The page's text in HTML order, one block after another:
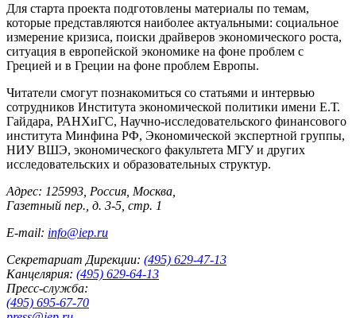
Для старта проекта подготовлены материалы по темам,
которые представляются наиболее актуальными: социальное
измерение кризиса, поиски драйверов экономического роста,
ситуация в европейской экономике на фоне проблем с
Грецией и в Греции на фоне проблем Европы.
Читатели смогут познакомиться со статьями и интервью
сотрудников Института экономической политики имени Е.Т.
Гайдара, РАНХиГС, Научно-исследовательского финансового
института Минфина РФ, Экономической экспертной группы,
НИУ ВШЭ, экономического факультета МГУ и других
исследовательских и образовательных структур.
Адрес: 125993, Россия, Москва,
Газетный пер., д. 3-5, стр. 1
E-mail: info@iep.ru
Секретариат Дирекции: (495) 629-47-13
Канцелярия: (495) 629-64-13
Пресс-служба:
(495) 695-67-70